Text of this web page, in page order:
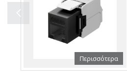
Περισσότερα